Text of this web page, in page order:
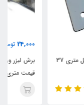
برش لیزر ورق گالوانیزه 2 میل